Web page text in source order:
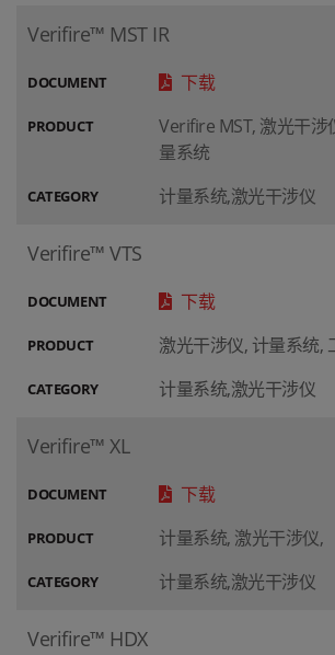
Verifire™ MST IR
DOCUMENT 下载
PRODUCT
Verifire MST, 激光干涉
量系统
CATEGORY 计量系统,激光干涉仪
Verifire™ VTS
DOCUMENT 下载
PRODUCT 激光干涉仪, 计量系统,
CATEGORY 计量系统,激光干涉仪
Verifire™ XL
DOCUMENT 下载
PRODUCT 计量系统, 激光干涉仪,
CATEGORY 计量系统,激光干涉仪
Verifire™ HDX